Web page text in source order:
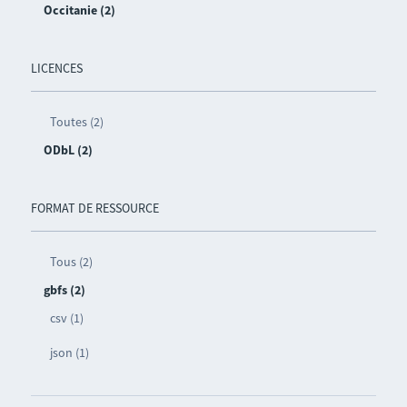
Occitanie (2)
LICENCES
Toutes (2)
ODbL (2)
FORMAT DE RESSOURCE
Tous (2)
gbfs (2)
csv (1)
json (1)